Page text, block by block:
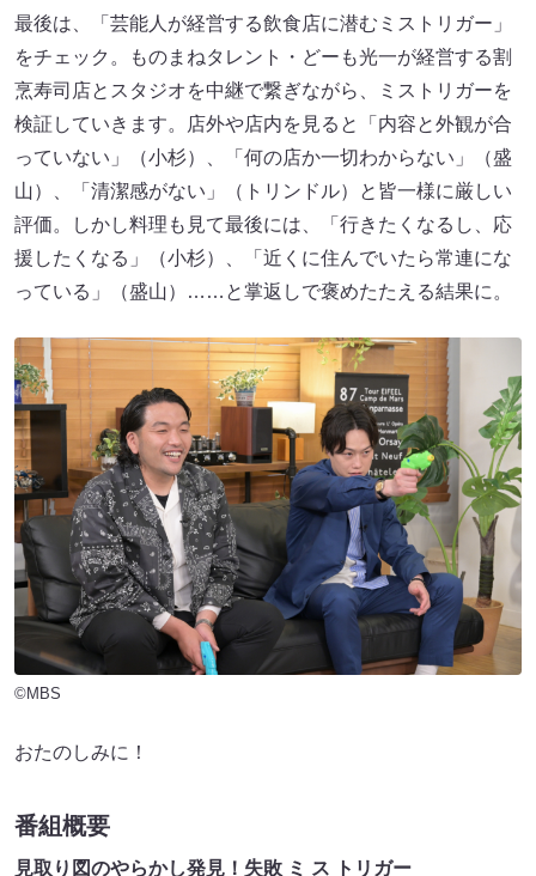
最後は、「芸能人が経営する飲食店に潜むミストリガー」
をチェック。ものまねタレント・どーも光一が経営する割
烹寿司店とスタジオを中継で繋ぎながら、ミストリガーを
検証していきます。店外や店内を見ると「内容と外観が合
っていない」（小杉）、「何の店か一切わからない」（盛
山）、「清潔感がない」（トリンドル）と皆一様に厳しい
評価。しかし料理も見て最後には、「行きたくなるし、応
援したくなる」（小杉）、「近くに住んでいたら常連にな
っている」（盛山）……と掌返しで褒めたたえる結果に。
©MBS
おたのしみに！
番組概要
見取り図のやらかし発見！失敗 ミ ス トリガー